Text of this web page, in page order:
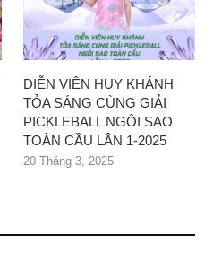
DIỄN VIÊN HUY KHÁNH
TỎA SÁNG CÙNG GIẢI
PICKLEBALL NGÔI SAO
TOÀN CẦU LẦN 1-2025
20 Tháng 3, 2025